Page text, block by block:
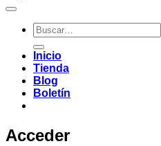
Buscar
por:
Inicio
Tienda
Blog
Boletín
Acceder